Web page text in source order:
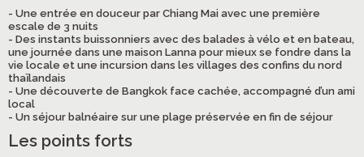
- Une entrée en douceur par Chiang Mai avec une première
escale de 3 nuits
- Des instants buissonniers avec des balades à vélo et en bateau,
une journée dans une maison Lanna pour mieux se fondre dans la
vie locale et une incursion dans les villages des confins du nord
thaïlandais
- Une découverte de Bangkok face cachée, accompagné d’un ami
local
- Un séjour balnéaire sur une plage préservée en fin de séjour
Les points forts